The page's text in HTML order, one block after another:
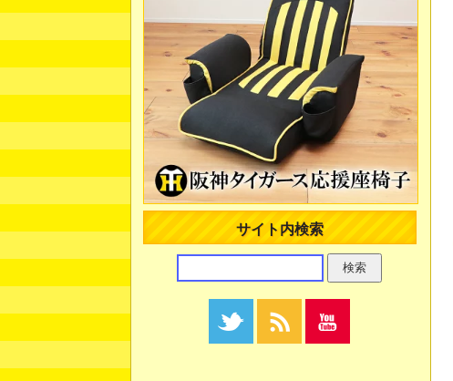
サイト内検索